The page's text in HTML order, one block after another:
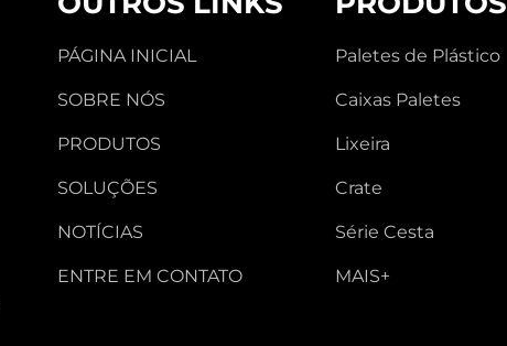
PÁGINA INICIAL
SOBRE NÓS
PRODUTOS
SOLUÇÕES
NOTÍCIAS
ENTRE EM CONTATO
Paletes de Plástico
Caixas Paletes
Lixeira
Crate
Série Cesta
MAIS+